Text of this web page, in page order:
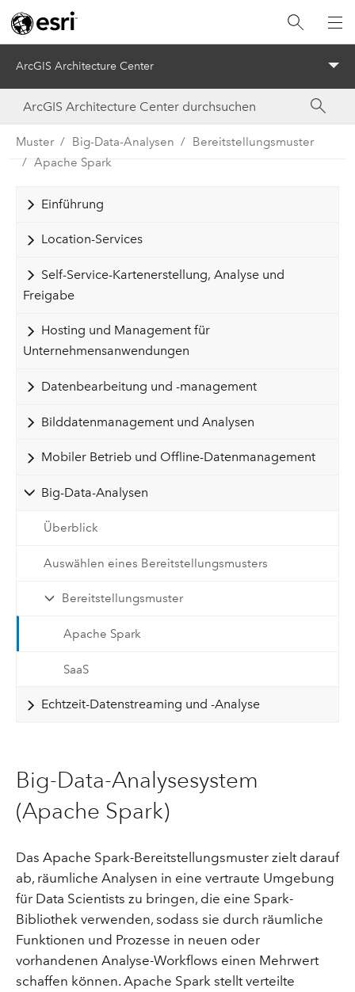
ArcGIS Architecture Center
Muster Big-Data-Analysen
Bereitstellungsmuster
Apache Spark
Einführung
Location-Services
Self-Service-Kartenerstellung, Analyse und
Freigabe
Hosting und Management für
Unternehmensanwendungen
Datenbearbeitung und -management
Bilddatenmanagement und Analysen
Mobiler Betrieb und Offline-Datenmanagement
Big-Data-Analysen
Überblick
Auswählen eines Bereitstellungsmusters
Bereitstellungsmuster
Apache Spark
SaaS
Echtzeit-Datenstreaming und -Analyse
Big-Data-Analysesystem
(Apache Spark)
Das Apache Spark-Bereitstellungsmuster zielt darauf
ab, räumliche Analysen in eine vertraute Umgebung
für Data Scientists zu bringen, die eine Spark-
Bibliothek verwenden, sodass sie durch räumliche
Funktionen und Prozesse in neuen oder
vorhandenen Analyse-Workflows einen Mehrwert
schaffen können. Apache Spark stellt verteilte